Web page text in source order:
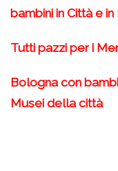
bambini in Città e
Tutti pazzi per i
Bologna con
Musei della città